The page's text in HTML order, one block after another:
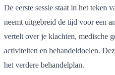
De eerste sessie staat in het teken
neemt uitgebreid de tijd voor een
vertelt over je klachten, medische
activiteiten en behandeldoelen.
het verdere behandelplan.